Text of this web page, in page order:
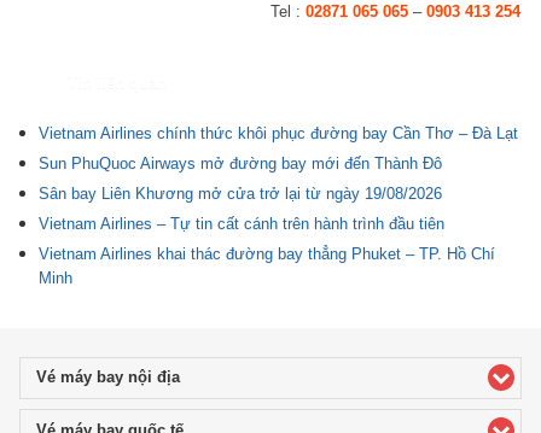
Tel : 02871 065 065– 0903 413 254
Vietnam Airlines chính thức khôi phục đường bay Cần Thơ – Đà Lạt
Sun PhuQuoc Airways mở đường bay mới đến Thành Đô
Sân bay Liên Khương mở cửa trở lại từ ngày 19/08/2026
Vietnam Airlines – Tự tin cất cánh trên hành trình đầu tiên
Vietnam Airlines khai thác đường bay thẳng Phuket – TP. Hồ Chí
Minh
Vé máy bay nội địaclick to expand contents